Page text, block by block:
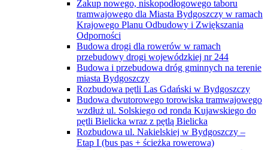
Zakup nowego, niskopodłogowego taboru
tramwajowego dla Miasta Bydgoszczy w ramach
Krajowego Planu Odbudowy i Zwiększania
Odporności
Budowa drogi dla rowerów w ramach
przebudowy drogi wojewódzkiej nr 244
Budowa i przebudowa dróg gminnych na terenie
miasta Bydgoszczy
Rozbudowa pętli Las Gdański w Bydgoszczy
Budowa dwutorowego torowiska tramwajowego
wzdłuż ul. Solskiego od ronda Kujawskiego do
pętli Bielicka wraz z pętlą Bielicka
Rozbudowa ul. Nakielskiej w Bydgoszczy –
Etap I (bus pas + ścieżka rowerowa)